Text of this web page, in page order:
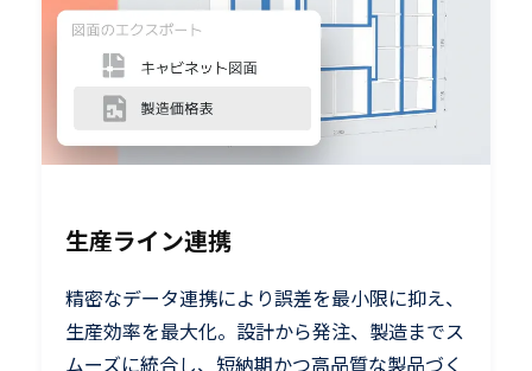
生産ライン連携
精密なデータ連携により誤差を最小限に抑え、
生産効率を最大化。設計から発注、製造までス
ムーズに統合し、短納期かつ高品質な製品づく